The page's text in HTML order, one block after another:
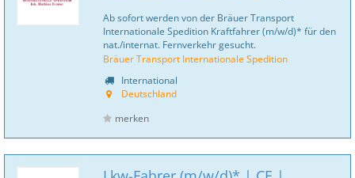
Ab sofort werden von der Bräuer Transport
Internationale Spedition Kraftfahrer (m/w/d)* für den
nat./internat. Fernverkehr gesucht.
Bräuer Transport Internationale Spedition
International
Deutschland
merken